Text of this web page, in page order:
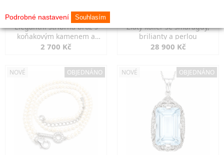
Elegantní stříbrná brož s
koňakovým kamenem a
markazity
2 700 Kč
Zlatý kolier se smaragdy,
brilianty a perlou
28 900 Kč
NOVÉ OBJEDNÁNO NOVÉ OBJEDNÁNO
Podrobné nastavení Souhlasím